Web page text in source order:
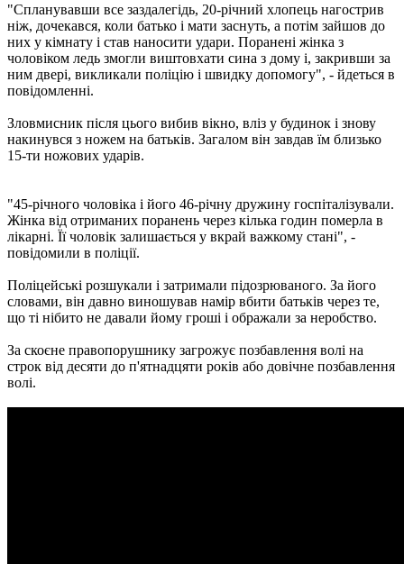
"Спланувавши все заздалегідь, 20-річний хлопець нагострив
ніж, дочекався, коли батько і мати заснуть, а потім зайшов до
них у кімнату і став наносити удари. Поранені жінка з
чоловіком ледь змогли виштовхати сина з дому і, закривши за
ним двері, викликали поліцію і швидку допомогу", - йдеться в
повідомленні.
Зловмисник після цього вибив вікно, вліз у будинок і знову
накинувся з ножем на батьків. Загалом він завдав їм близько
15-ти ножових ударів.
"45-річного чоловіка і його 46-річну дружину госпіталізували.
Жінка від отриманих поранень через кілька годин померла в
лікарні. Її чоловік залишається у вкрай важкому стані", -
повідомили в поліції.
Поліцейські розшукали і затримали підозрюваного. За його
словами, він давно виношував намір вбити батьків через те,
що ті нібито не давали йому гроші і ображали за неробство.
За скоєне правопорушнику загрожує позбавлення волі на
строк від десяти до п'ятнадцяти років або довічне позбавлення
волі.